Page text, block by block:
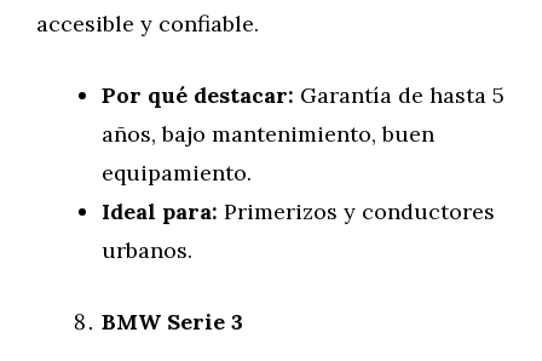
accesible y confiable.
Por qué destacar: Garantía de hasta 5
años, bajo mantenimiento, buen
equipamiento.
Ideal para: Primerizos y conductores
urbanos.
BMW Serie 3